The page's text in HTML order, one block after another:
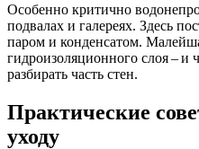
Особенно критично
подвалах и галереях. Здесь
паром и конденсатом.
гидроизоляционного слоя – и
разбирать часть стен.
Практические
уходу